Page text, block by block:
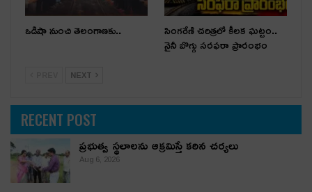
ఒడిషా నుంచి తెలంగాణ‌కు.. సింగరేణి చరిత్రలో కీలక ఘట్టం..
నైనీ బొగ్గు సరఫరా ప్రారంభం
NEXT
RECENT POST
ప్రభుత్వ స్థలాలను ఆక్రమిస్తే కఠిన చర్యలు
Aug 6, 2026